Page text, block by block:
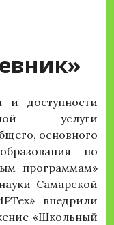
и доступности
услуги
основного
по
программам»
Самарской
внедрили
«Школьный